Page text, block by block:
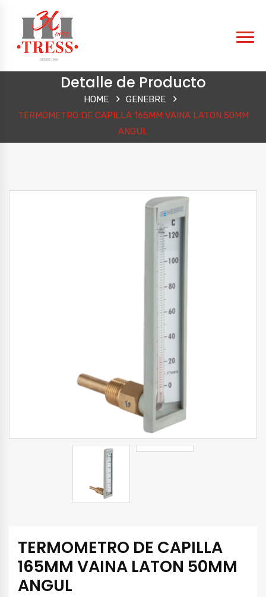
Detalle de Producto
HOME
GENEBRE
TERMOMETRO DE CAPILLA 165MM VAINA LATON 50MM
ANGUL
TERMOMETRO DE CAPILLA
165MM VAINA LATON 50MM
ANGUL